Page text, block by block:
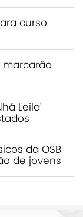
curso
marcarão
Leila'
da OSB
de jovens